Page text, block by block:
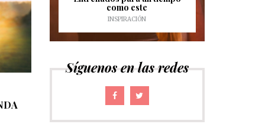
como este
INSPIRACIÓN
Síguenos en las redes